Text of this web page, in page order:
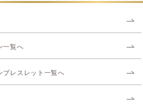
一覧へ
ブレスレット一覧へ